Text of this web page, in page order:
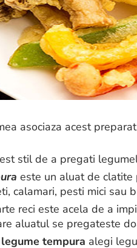
asociaza acest
stil de a pregati
este un aluat de clatite
calamari, pesti mici sau
reci este acela de a
aluatul se pregateste
legume tempura alegi